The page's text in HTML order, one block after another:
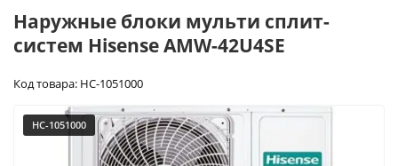
Наружные блоки мульти сплит-
систем Hisense AMW-42U4SE
Код товара: НС-1051000
НС-1051000